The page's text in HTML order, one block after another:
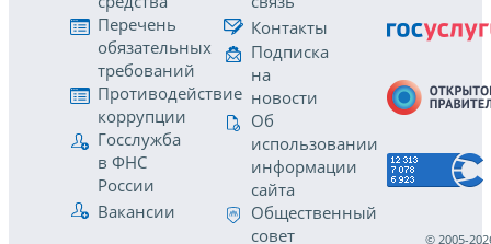
Перечень
обязательных
требований
Противодействие
коррупции
Госслужба
в ФНС
России
Вакансии
Контакты
Подписка
на
новости
Об
использовании
информации
сайта
Общественный
совет
© 2005-